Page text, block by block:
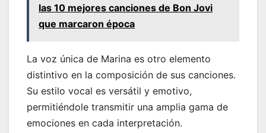
las 10 mejores canciones de Bon Jovi
que marcaron época
La voz única de Marina es otro elemento
distintivo en la composición de sus canciones.
Su estilo vocal es versátil y emotivo,
permitiéndole transmitir una amplia gama de
emociones en cada interpretación.